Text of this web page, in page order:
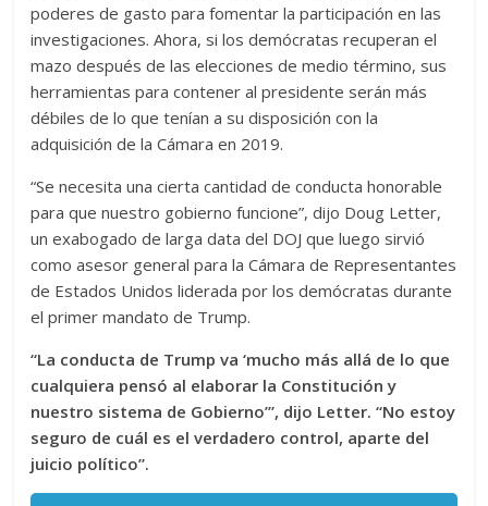
poderes de gasto para fomentar la participación en las
investigaciones. Ahora, si los demócratas recuperan el
mazo después de las elecciones de medio término, sus
herramientas para contener al presidente serán más
débiles de lo que tenían a su disposición con la
adquisición de la Cámara en 2019.
“Se necesita una cierta cantidad de conducta honorable
para que nuestro gobierno funcione”, dijo Doug Letter,
un exabogado de larga data del DOJ que luego sirvió
como asesor general para la Cámara de Representantes
de Estados Unidos liderada por los demócratas durante
el primer mandato de Trump.
“La conducta de Trump va ‘mucho más allá de lo que
cualquiera pensó al elaborar la Constitución y
nuestro sistema de Gobierno’”, dijo Letter. “No estoy
seguro de cuál es el verdadero control, aparte del
juicio político”.